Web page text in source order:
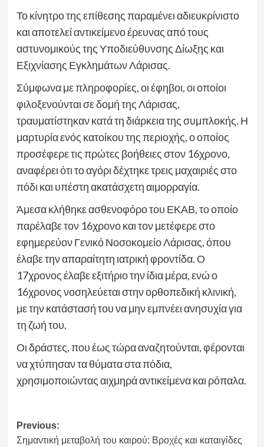
Το κίνητρο της επίθεσης παραμένει αδιευκρίνιστο
και αποτελεί αντικείμενο έρευνας από τους
αστυνομικούς της Υποδιεύθυνσης Δίωξης και
Εξιχνίασης Εγκλημάτων Λάρισας.
Σύμφωνα με πληροφορίες, οι έφηβοι, οι οποίοι
φιλοξενούνται σε δομή της Λάρισας,
τραυματίστηκαν κατά τη διάρκεια της συμπλοκής. Η
μαρτυρία ενός κατοίκου της περιοχής, ο οποίος
προσέφερε τις πρώτες βοήθειες στον 16χρονο,
αναφέρει ότι το αγόρι δέχτηκε τρεις μαχαιριές στο
πόδι και υπέστη ακατάσχετη αιμορραγία.
Άμεσα κλήθηκε ασθενοφόρο του ΕΚΑΒ, το οποίο
παρέλαβε τον 16χρονο και τον μετέφερε στο
εφημερεύον Γενικό Νοσοκομείο Λάρισας, όπου
έλαβε την απαραίτητη ιατρική φροντίδα. Ο
17χρονος έλαβε εξιτήριο την ίδια μέρα, ενώ ο
16χρονος νοσηλεύεται στην ορθοπεδική κλινική,
με την κατάστασή του να μην εμπνέει ανησυχία για
τη ζωή του.
Οι δράστες, που έως τώρα αναζητούνται, φέρονται
να χτύπησαν τα θύματα στα πόδια,
χρησιμοποιώντας αιχμηρά αντικείμενα και ρόπαλα.
Post
Previous:
Σημαντική μεταβολή του καιρού: Βροχές και καταιγίδες